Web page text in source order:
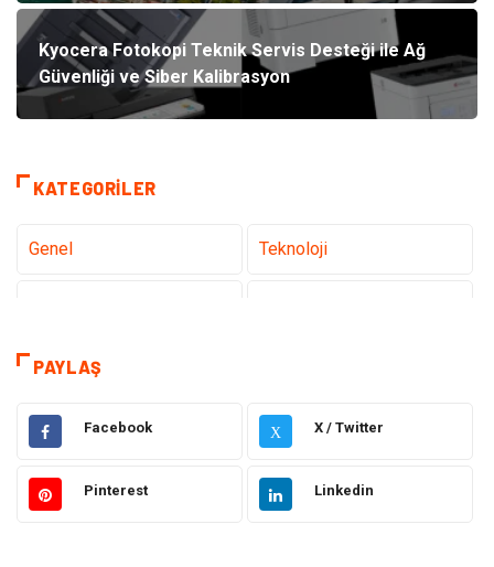
Kyocera Fotokopi Teknik Servis Desteği ile Ağ
Güvenliği ve Siber Kalibrasyon
KATEGORILER
Genel Teknoloji
Eğitim
Dekorasyon Elektronik
Güzellik Makine
PAYLAŞ
Facebook X X / Twitter
Pinterest Linkedin